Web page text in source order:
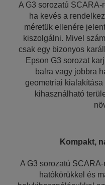
A G3 sorozatú SCARA-
ha kevés a
méretük ellenére
kiszolgálni. Mivel
csak egy bizonyos
Epson G3 sorozat
balra vagy jobbra
geometriai
kihasználható
Kompakt,
A G3 sorozatú
hatókörükkel és